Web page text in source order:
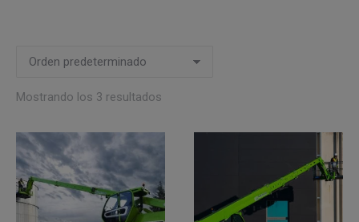
Mostrando los 3 resultados